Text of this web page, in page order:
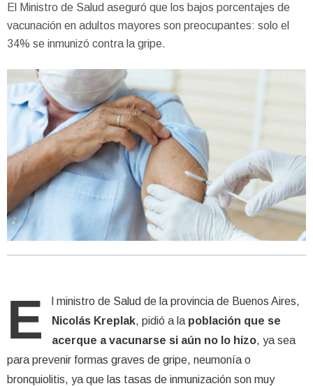
El Ministro de Salud aseguró que los bajos porcentajes de
vacunación en adultos mayores son preocupantes: solo el
34% se inmunizó contra la gripe.
E
l ministro de Salud de la provincia de Buenos Aires,
Nicolás Kreplak, pidió a la población que se
acerque a vacunarse si aún no lo hizo, ya sea
para prevenir formas graves de gripe, neumonía o
bronquiolitis, ya que las tasas de inmunización son muy